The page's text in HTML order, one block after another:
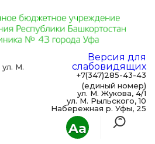
Aa
ул. М.
Версия для
слабовидящих
+7(347)285-43-43
(единый номер)
ул. М. Жукова, 4/1
ул. М. Рыльского, 10
Набережная р. Уфы, 25